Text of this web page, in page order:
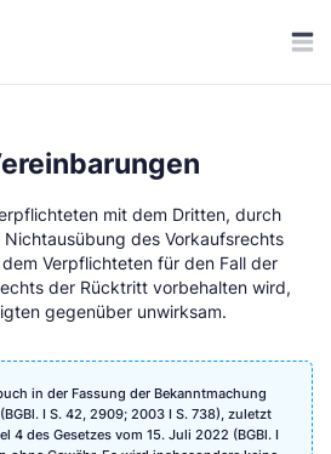
mit dem Dritten, durch
des Vorkaufsrechts
Verpflichteten für den Fall der
der Rücktritt vorbehalten wird,
gegenüber unwirksam.
in der Fassung der Bekanntmachung
I S. 42, 2909; 2003 I S. 738), zuletzt
4 des Gesetzes vom 15. Juli 2022 (BGBl. I